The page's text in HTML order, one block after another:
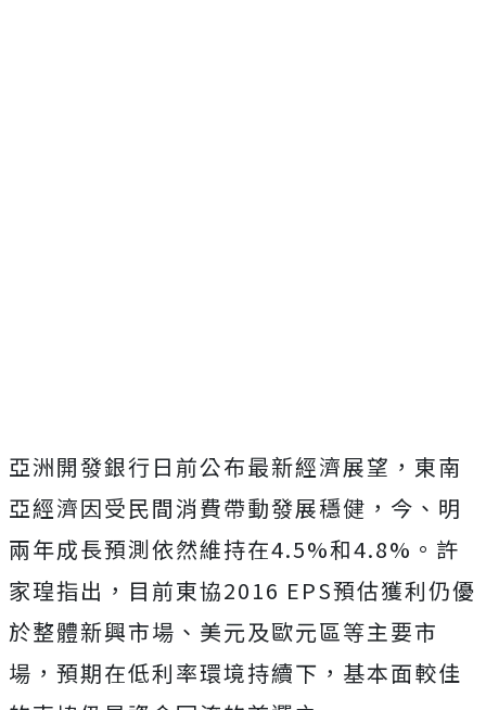
亞洲開發銀行日前公布最新經濟展望，東南
亞經濟因受民間消費帶動發展穩健，今、明
兩年成長預測依然維持在4.5%和4.8%。許
家瑝指出，目前東協2016 EPS預估獲利仍優
於整體新興市場、美元及歐元區等主要市
場，預期在低利率環境持續下，基本面較佳